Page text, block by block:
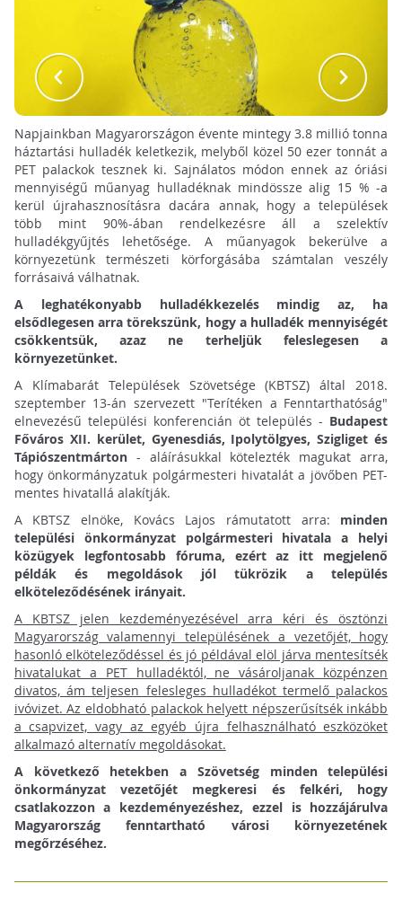
Napjainkban Magyarországon évente mintegy 3.8 millió tonna
háztartási hulladék keletkezik, melyből közel 50 ezer tonnát a
PET palackok tesznek ki. Sajnálatos módon ennek az óriási
mennyiségű műanyag hulladéknak mindössze alig 15 % -a
kerül újrahasznosításra dacára annak, hogy a települések
több mint 90%-ában rendelkezésre áll a szelektív
hulladékgyűjtés lehetősége. A műanyagok bekerülve a
környezetünk természeti körforgásába számtalan veszély
forrásaivá válhatnak.
A leghatékonyabb hulladékkezelés mindig az, ha
elsődlegesen arra törekszünk, hogy a hulladék mennyiségét
csökkentsük, azaz ne terheljük feleslegesen a
környezetünket.
A Klímabarát Települések Szövetsége (KBTSZ) által 2018.
szeptember 13-án szervezett "Terítéken a Fenntarthatóság"
elnevezésű települési konferencián öt település - Budapest
Főváros XII. kerület, Gyenesdiás, Ipolytölgyes, Szigliget és
Tápiószentmárton- aláírásukkal kötelezték magukat arra,
hogy önkormányzatuk polgármesteri hivatalát a jövőben PET-
mentes hivatallá alakítják.
A KBTSZ elnöke, Kovács Lajos rámutatott arra: minden
települési önkormányzat polgármesteri hivatala a helyi
közügyek legfontosabb fóruma, ezért az itt megjelenő
példák és megoldások jól tükrözik a település
elköteleződésének irányait.
A KBTSZ jelen kezdeményezésével arra kéri és ösztönzi
Magyarország valamennyi településének a vezetőjét, hogy
hasonló elköteleződéssel és jó példával elöl járva mentesítsék
hivatalukat a PET hulladéktól, ne vásároljanak közpénzen
divatos, ám teljesen felesleges hulladékot termelő palackos
ivóvizet.Az eldobható palackok helyett népszerűsítsék inkább
a csapvizet, vagy az egyéb újra felhasználható eszközöket
alkalmazó alternatív megoldásokat.
A következő hetekben a Szövetség minden települési
önkormányzat vezetőjét megkeresi és felkéri, hogy
csatlakozzon a kezdeményezéshez, ezzel is hozzájárulva
Magyarország fenntartható városi környezetének
megőrzéséhez.